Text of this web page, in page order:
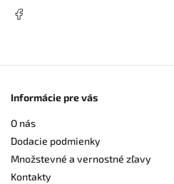
Informácie pre vás
O nás
Dodacie podmienky
Množstevné a vernostné zľavy
Kontakty